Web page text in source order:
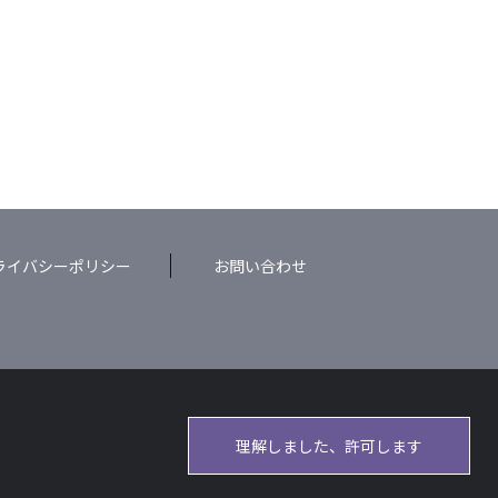
イバシーポリシー お問い合わせ
理解しました、許可します